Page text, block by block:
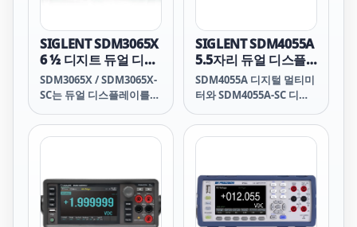
SIGLENT SDM3065X
6 ½ 디지트 듀얼 디스
플레이 디지털 멀티미
터
SDM3065X / SDM3065X-
SC는 듀얼 디스플레이를
만 카운트 디지털 멀티미
터)입니다. SDM3065X 시
구에 매우 적합합니다.
SIGLENT SDM4055A
5.5자리 듀얼 디스플
레이 디지털 멀티미터
SDM4055A 디지털 멀티미
터와 SDM4055A-SC 디지
자리 판독 분해능과 듀얼
디스플레이를 갖추고 있어
합합니다.